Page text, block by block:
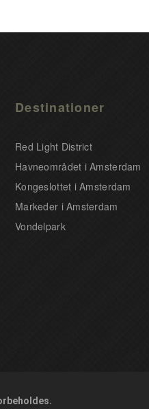
Destinationer
Red Light District
Havneområdet i Amsterdam
Kongeslottet i Amsterdam
Markeder i Amsterdam
Vondelpark